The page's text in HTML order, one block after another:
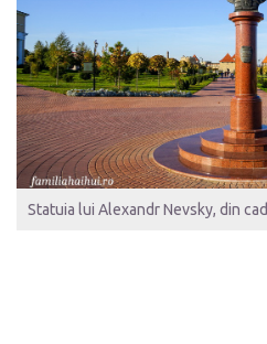
Statuia lui Alexandr Nevsky, din